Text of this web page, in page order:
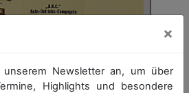
Flint Sechs-Zylinder,
×
Newsletter an, um über
Highlights und besondere